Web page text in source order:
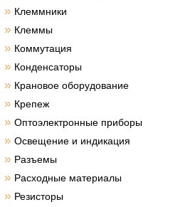
» Клеммники
» Клеммы
» Коммутация
» Конденсаторы
» Крановое оборудование
» Крепеж
» Оптоэлектронные приборы
» Освещение и индикация
» Разъемы
» Расходные материалы
» Резисторы